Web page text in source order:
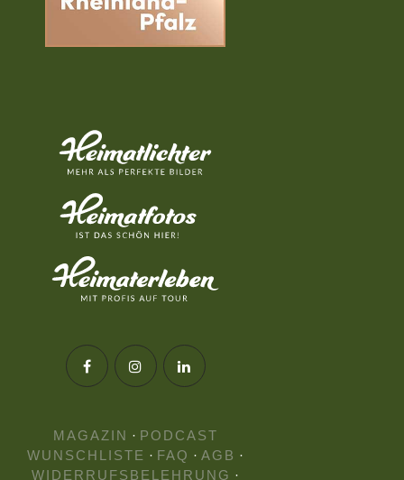
MAGAZIN · PODCAST
WUNSCHLISTE · FAQ · AGB ·
WIDERRUFSBELEHRUNG ·